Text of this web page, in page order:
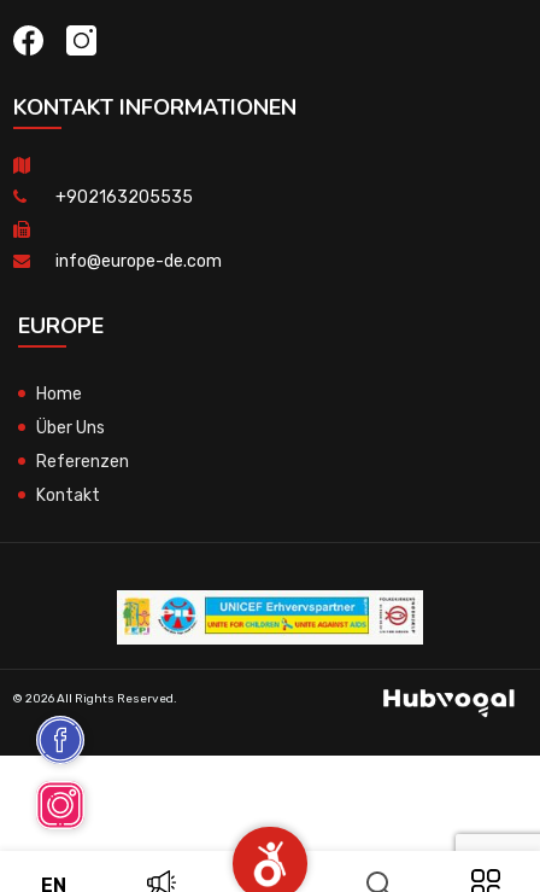
EN
KONTAKT INFORMATIONEN
+902163205535
info@europe-de.com
EUROPE
Home
Über Uns
Referenzen
Kontakt
© 2026 All Rights Reserved.